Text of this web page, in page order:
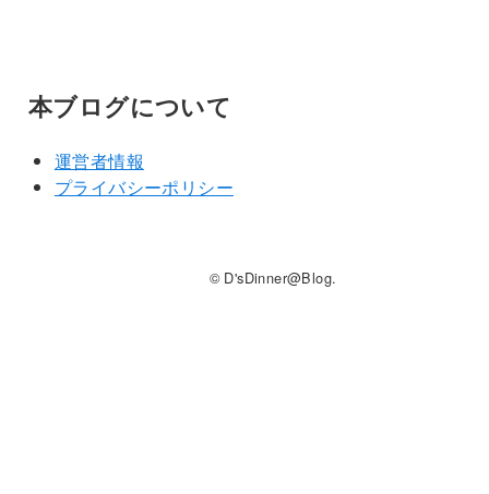
本ブログについて
運営者情報
プライバシーポリシー
© D'sDinner@Blog.